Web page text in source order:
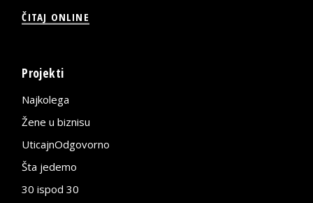
ČITAJ ONLINE
Projekti
Najkolega
Žene u biznisu
UticajnOdgovorno
Šta jedemo
30 ispod 30